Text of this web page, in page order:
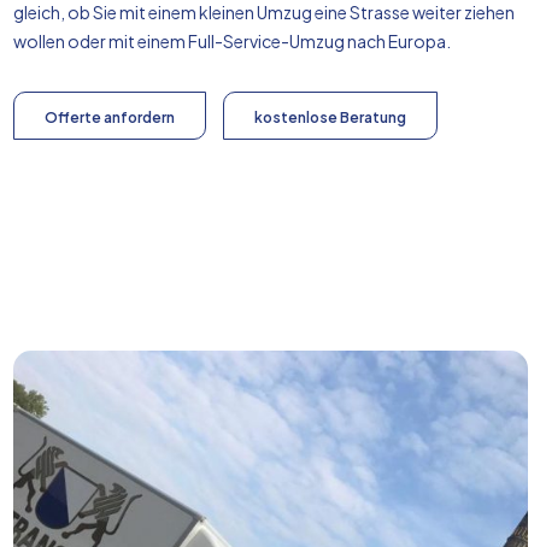
gleich, ob Sie mit einem kleinen Umzug eine Strasse weiter ziehen
wollen oder mit einem Full-Service-Umzug nachEuropa
Offerte anfordern kostenlose Beratung